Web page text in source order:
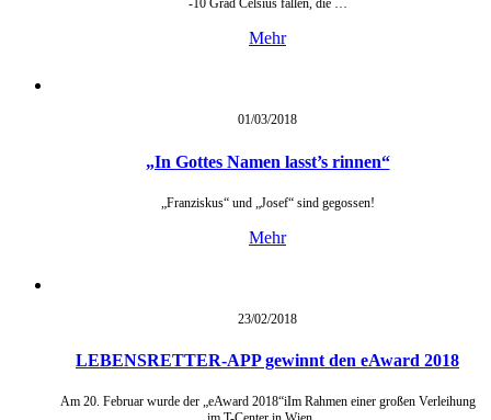
-10 Grad Celsius fallen, die …
Mehr
01/03/2018
„In Gottes Namen lasst’s rinnen“
„Franziskus“ und „Josef“ sind gegossen!
Mehr
23/02/2018
LEBENSRETTER-APP gewinnt den eAward 2018
Am 20. Februar wurde der „eAward 2018“iIm Rahmen einer großen Verleihung